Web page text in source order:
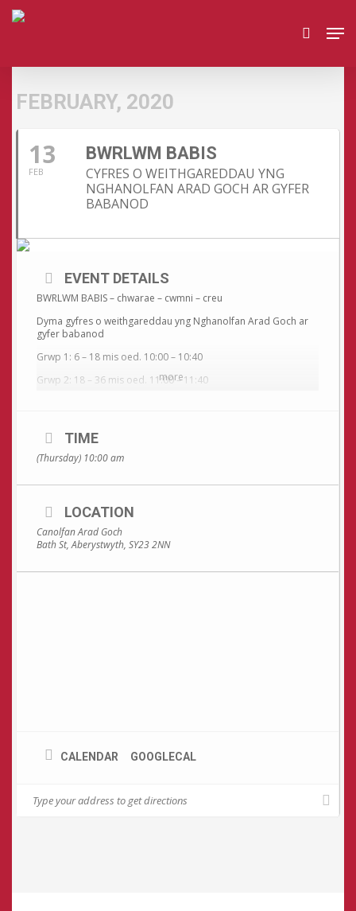
Skip
to
search
FEBRUARY, 2020
13
FEB
BWRLWM BABIS
CYFRES O WEITHGAREDDAU YNG
NGHANOLFAN ARAD GOCH AR GYFER
BABANOD
more
EVENT DETAILS
BWRLWM BABIS – chwarae – cwmni – creu
Dyma gyfres o weithgareddau yng Nghanolfan Arad Goch ar
gyfer babanod
Grwp 1: 6 – 18 mis oed. 10:00 – 10:40
Grwp 2: 18 – 36 mis oed. 11:00 – 11:40
sesiwn.
Bydd amrywiaeth o brofiadau rhyngweithiol – cyfle i annog
awyrgylch gyfeillgar.
Gall y plant ddysgu trwy chwarae a darganfod trwy’r
synhwyrau.
Bydd pob sesiwn yn seiliedig ar thema wahanol – gyda chyfle
i’r plant gwrdd â chymeriad perthnasol i’r thema.
Rhaid archebu lle o flaen llaw – nifer cyfyngedig i gael.
TIME
(Thursday) 10:00 am
LOCATION
Canolfan Arad Goch
Bath St, Aberystwyth, SY23 2NN
CALENDAR GOOGLECAL